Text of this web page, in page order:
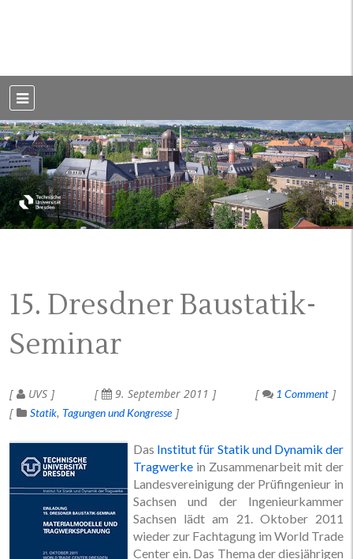
Dresden
15. Dresdner Baustatik-
Seminar
UVS 9. September 2011
1 Comment
Statik Tagungen und Kongresse
Das Institut für Statik und Dynamik der
Tragwerke in Zusammenarbeit mit der
Landesvereinigung der Prüfingenieur in
Sachsen und der Ingenieurkammer
Sachsen lädt am 21. Oktober 2011
wieder zur Fachtagung im World Trade
Center ein. Das Thema der diesjährigen